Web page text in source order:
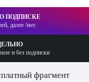
ПОДПИСКЕ
далее /мес
и без подписки
фрагмент